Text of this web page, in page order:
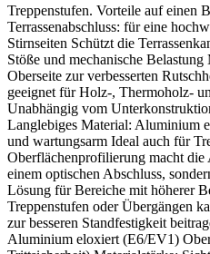
Treppenstufen. Vorteile auf einen
Terrassenabschluss: für eine
Stirnseiten Schützt die
Stöße und mechanische
Oberseite zur verbesserten
geeignet für Holz-, Thermoholz-
Unabhängig vom
Langlebiges Material: Aluminium
und wartungsarm Ideal auch für
Oberflächenprofilierung macht die
einem optischen Abschluss,
Lösung für Bereiche mit höherer
Treppenstufen oder Übergängen
zur besseren Standfestigkeit
Aluminium eloxiert (E6/EV1)